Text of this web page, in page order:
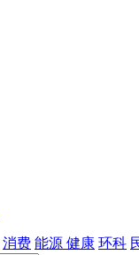
消费 能源 健康 环科